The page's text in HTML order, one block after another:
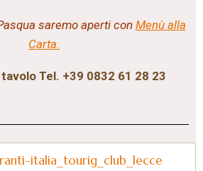
saremo aperti con Menù alla
Carta.
Tel. +39 0832 61 28 23